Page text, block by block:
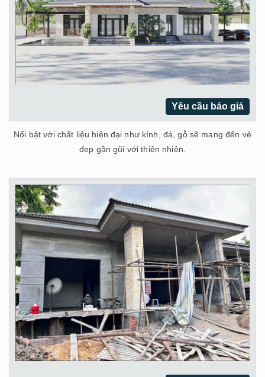
Yêu cầu báo giá
Nổi bật với chất liệu hiện đại như kính, đá, gỗ sẽ mang đến vẻ
đẹp gần gũi với thiên nhiên.